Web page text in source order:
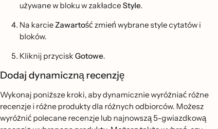
używane w bloku w zakładceStyle.
Na karcieZawartośćzmień wybrane style cytatów i
bloków.
Kliknij przycisk Gotowe.
Dodaj dynamiczną recenzję
Wykonaj poniższe kroki, aby dynamicznie wyróżniać różne
recenzje i różne produkty dla różnych odbiorców. Możesz
wyróżnić polecane recenzje lub najnowszą 5-gwiazdkową